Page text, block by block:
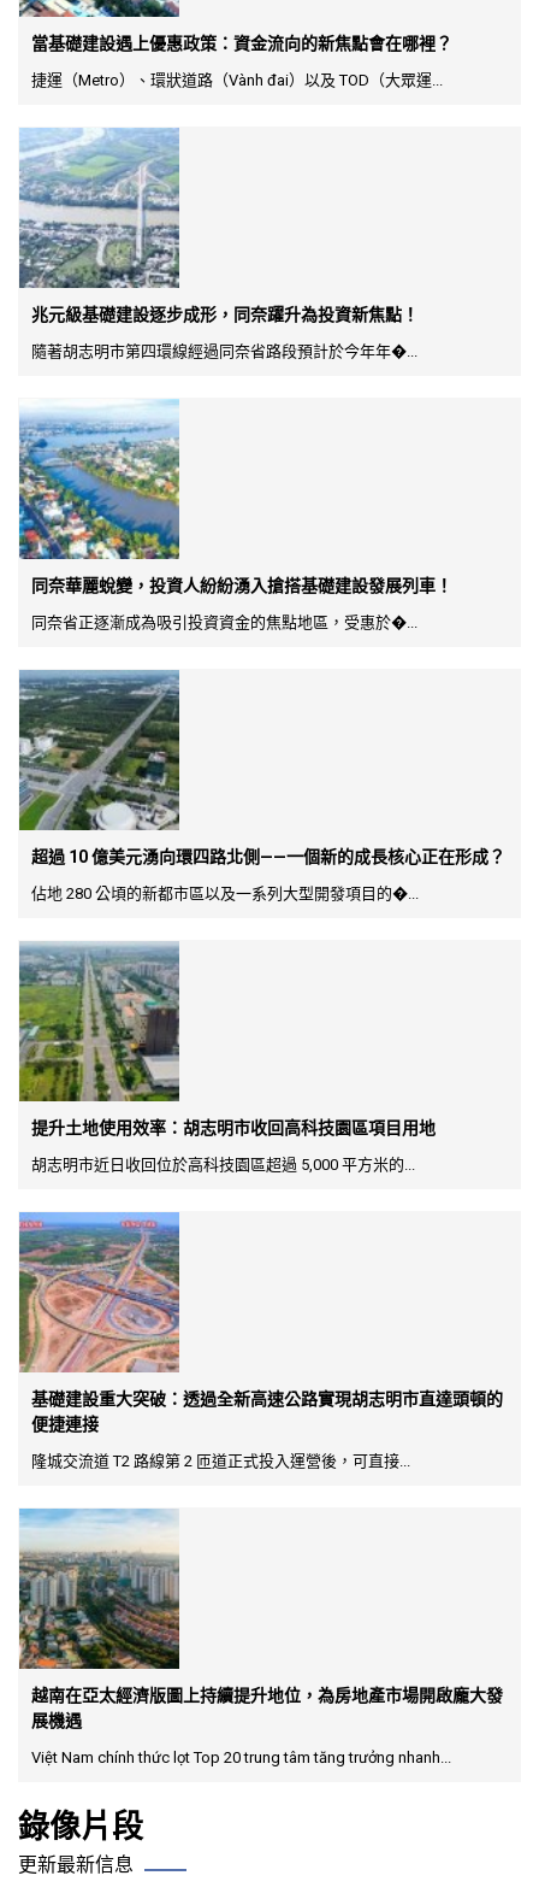
當基礎建設遇上優惠政策：資金流向的新焦點會在哪裡？
捷運（Metro）、環狀道路（Vành đai）以及 TOD（大眾運...
兆元級基礎建設逐步成形，同奈躍升為投資新焦點！
隨著胡志明市第四環線經過同奈省路段預計於今年年�...
同奈華麗蛻變，投資人紛紛湧入搶搭基礎建設發展列車！
同奈省正逐漸成為吸引投資資金的焦點地區，受惠於�...
超過 10 億美元湧向環四路北側——一個新的成長核心正在形成？
佔地 280 公頃的新都市區以及一系列大型開發項目的�...
提升土地使用效率：胡志明市收回高科技園區項目用地
胡志明市近日收回位於高科技園區超過 5,000 平方米的...
基礎建設重大突破：透過全新高速公路實現胡志明市直達頭頓的
便捷連接
隆城交流道 T2 路線第 2 匝道正式投入運營後，可直接...
越南在亞太經濟版圖上持續提升地位，為房地產市場開啟龐大發
展機遇
Việt Nam chính thức lọt Top 20 trung tâm tăng trưởng nhanh...
錄像片段
更新最新信息